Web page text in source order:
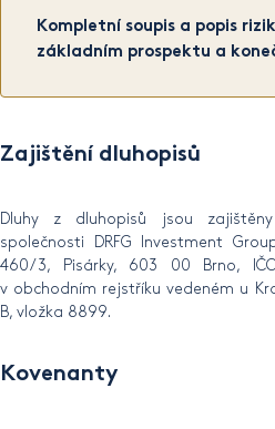
Kompletní soupis a popis
základním prospektu a
Zajištění dluhopisů
Dluhy z dluhopisů jsou
společnosti DRFG Investment
460/3, Pisárky, 603 00 Brno,
v obchodním rejstříku vedeném u
B, vložka 8899.
Kovenanty